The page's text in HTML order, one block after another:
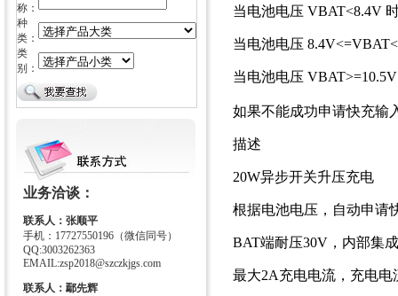
称：
种
类：
类
别：
业务洽谈：
联系人：张顺平
手机：17727550196（微信同号）
QQ:3003262363
EMAIL:zsp2018@szczkjgs.com
联系人：鄢先辉
当电池电压 VBAT<8.4V
当电池电压
当电池电压
如果不能成功申请快充输
描述
20W异步开关升压充电
根据电池电压，自动申请
BAT端耐压30V，内部集
最大2A充电电流，充电电